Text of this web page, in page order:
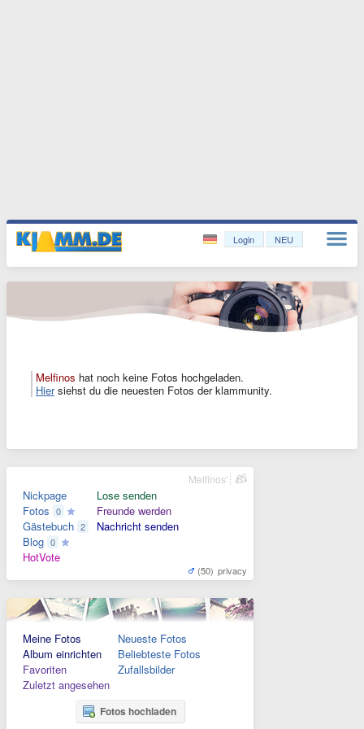
Login NEU
Melfinos hat noch keine Fotos hochgeladen.
Hiersiehst du die neuesten Fotos der klammunity.
Nickpage
Fotos 0
Gästebuch 2
Blog 0
HotVote
Lose senden
Freunde werden
Nachricht senden
(50) privacy
Melfinos'
Meine Fotos
Album einrichten
Favoriten
Zuletzt angesehen
Neueste Fotos
Beliebteste Fotos
Zufallsbilder
Fotos hochladen